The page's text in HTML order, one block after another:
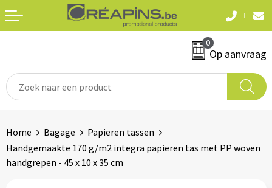
0
Op aanvraag
T-shirts
Sweaters en hoodies
Fleeces
Automerken
Eten & drinken
Home Bagage
Papieren tassen
Handgemaakte 170 g/m2 integra papieren tas met PP woven
handgrepen - 45 x 10 x 35 cm